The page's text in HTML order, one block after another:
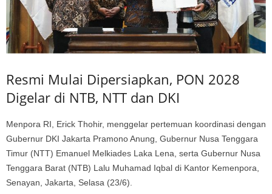
Resmi Mulai Dipersiapkan, PON 2028
Digelar di NTB, NTT dan DKI
Menpora RI, Erick Thohir, menggelar pertemuan koordinasi dengan
Gubernur DKI Jakarta Pramono Anung, Gubernur Nusa Tenggara
Timur (NTT) Emanuel Melkiades Laka Lena, serta Gubernur Nusa
Tenggara Barat (NTB) Lalu Muhamad Iqbal di Kantor Kemenpora,
Senayan, Jakarta, Selasa (23/6).